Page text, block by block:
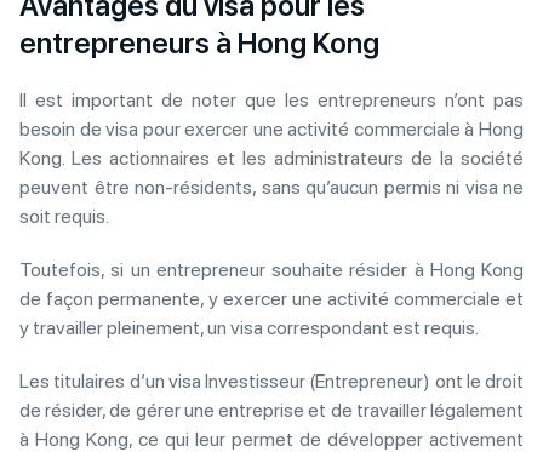
entrepreneurs à Hong Kong
Il est important de noter que les entrepreneurs n’ont pas
besoin de visa pour exercer une activité commerciale à Hong
Kong. Les actionnaires et les administrateurs de la société
peuvent être non-résidents, sans qu’aucun permis ni visa ne
soit requis.
Toutefois, si un entrepreneur souhaite résider à Hong Kong
de façon permanente, y exercer une activité commerciale et
y travailler pleinement, un visa correspondant est requis.
Les titulaires d’un visa Investisseur (Entrepreneur) ont le droit
de résider, de gérer une entreprise et de travailler légalement
à Hong Kong, ce qui leur permet de développer activement